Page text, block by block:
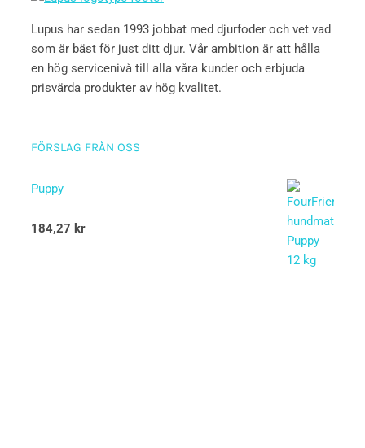
Lupus har sedan 1993 jobbat med djurfoder och vet vad
som är bäst för just ditt djur. Vår ambition är att hålla
en hög servicenivå till alla våra kunder och erbjuda
prisvärda produkter av hög kvalitet.
FÖRSLAG FRÅN OSS
Puppy
Betygsatt
5.00
184,27 kr